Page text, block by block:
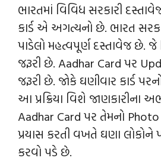
ભારતમાં વિવિધ સરકારી
કાર્ડ એ અગત્યનો છે. ભારત
પાડેલો મહત્વપૂર્ણ દસ્તાવેજ છે.
જરૂરી છે. Aadhar Card પર
જરૂરી છે. જોકે ઘણીવાર કાર્ડ
આ પ્રક્રિયા વિશે જાણકારીના
Aadhar Card પર તેમનો
પ્રયાસ કરતી વખતે ઘણા લોકોને
કરવો પડે છે.